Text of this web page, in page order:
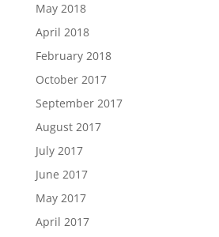
May 2018
April 2018
February 2018
October 2017
September 2017
August 2017
July 2017
June 2017
May 2017
April 2017